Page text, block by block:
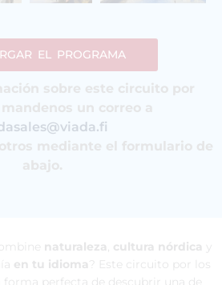
EL PROGRAMA
sobre este circuito por
un correo a
mediante el formulario de
abajo.
naturaleza, cultura nórdica y
en tu idioma
? Este circuito por los
forma perfecta de descubrir una de